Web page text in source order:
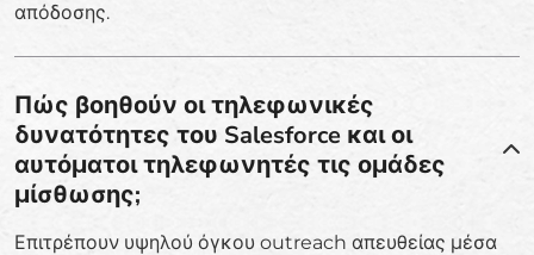
απόδοσης.
Πώς βοηθούν οι τηλεφωνικές
δυνατότητες του Salesforce και οι
αυτόματοι τηλεφωνητές τις ομάδες
μίσθωσης;
Επιτρέπουν υψηλού όγκου outreach απευθείας μέσα